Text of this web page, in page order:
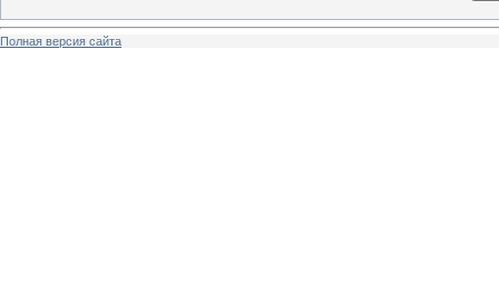
Полная версия сайта